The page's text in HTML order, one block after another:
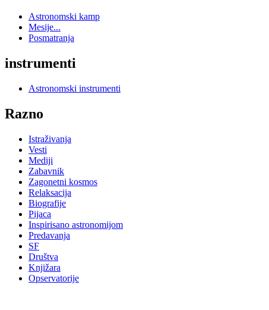
Astronomski kamp
Mesije...
Posmatranja
instrumenti
Astronomski instrumenti
Razno
Istraživanja
Vesti
Mediji
Zabavnik
Zagonetni kosmos
Relaksacija
Biografije
Pijaca
Inspirisano astronomijom
Predavanja
SF
Društva
Knjižara
Opservatorije